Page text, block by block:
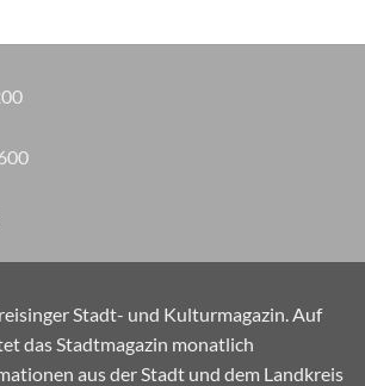
Stadt- und Kulturmagazin. Auf
das Stadtmagazin monatlich
aus der Stadt und dem Landkreis